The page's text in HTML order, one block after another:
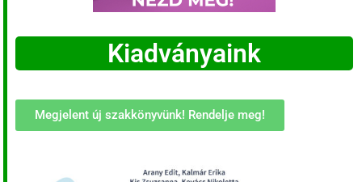
Kiadványaink
Megjelent új szakkönyvünk! Rendelje meg!